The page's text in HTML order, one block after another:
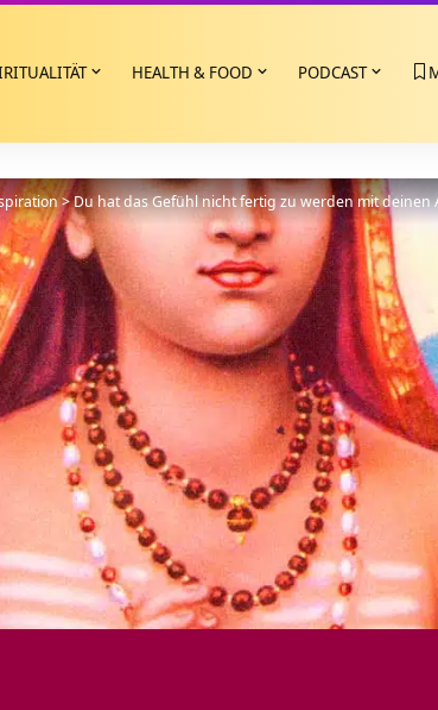
HEALTH & FOOD PODCAST
>Du hat das Gefühl nicht fertig zu werden mit deinen